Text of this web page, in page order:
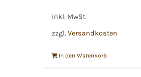
inkl. MwSt.
zzgl. Versandkosten
In den Warenkorb